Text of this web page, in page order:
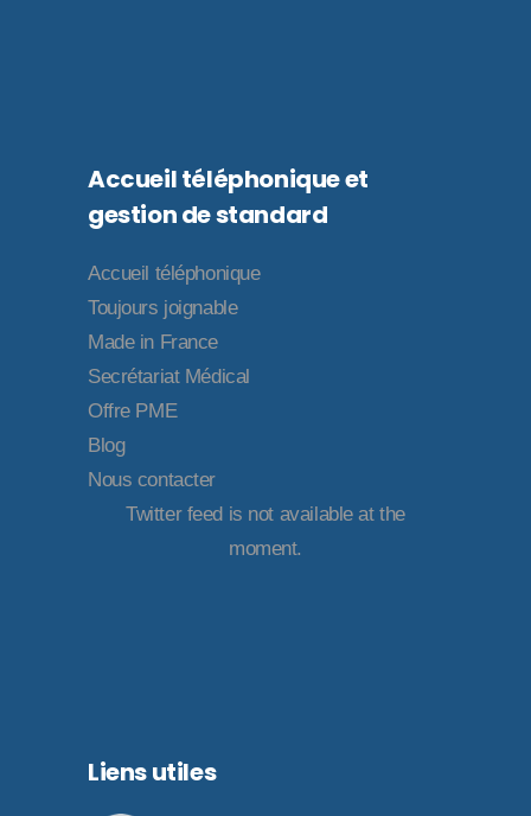
Accueil téléphonique et
gestion de standard
Accueil téléphonique
Toujours joignable
Made in France
Secrétariat Médical
Offre PME
Blog
Nous contacter
Twitter feed is not available at the
moment.
Liens utiles